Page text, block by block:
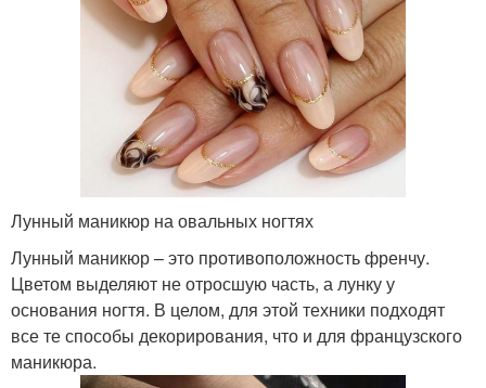
Лунный маникюр на овальных ногтях
Лунный маникюр – это противоположность френчу.
Цветом выделяют не отросшую часть, а лунку у
основания ногтя. В целом, для этой техники подходят
все те способы декорирования, что и для французского
маникюра.